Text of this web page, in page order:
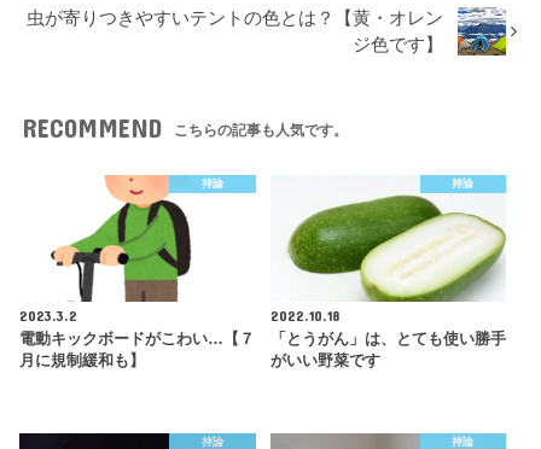
虫が寄りつきやすいテントの色とは？【黄・オレン
ジ色です】
RECOMMEND こちらの記事も人気です。
持論
2023.3.2
電動キックボードがこわい…【７
月に規制緩和も】
持論
2022.10.18
「とうがん」は、とても使い勝手
がいい野菜です
持論 持論